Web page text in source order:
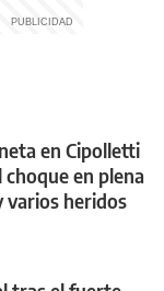
en Cipolletti
en plena
varios heridos